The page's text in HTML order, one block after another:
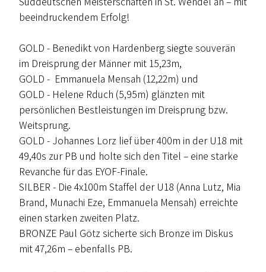
beeindruckendem Erfolg!
GOLD - Benedikt von Hardenberg siegte souverän
im Dreisprung der Männer mit 15,23m,
GOLD - Emmanuela Mensah (12,22m) und
GOLD - Helene Rduch (5,95m) glänzten mit
persönlichen Bestleistungen im Dreisprung bzw.
Weitsprung.
GOLD - Johannes Lorz lief über 400m in der U18 mit
49,40s zur PB und holte sich den Titel – eine starke
Revanche für das EYOF-Finale.
SILBER - Die 4x100m Staffel der U18 (Anna Lutz, Mia
Brand, Munachi Eze, Emmanuela Mensah) erreichte
einen starken zweiten Platz.
BRONZE Paul Götz sicherte sich Bronze im Diskus
mit 47,26m – ebenfalls PB.